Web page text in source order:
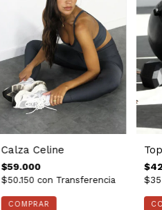
Calza Celine
$59.000
$50.150 con Transferencia
COMPRAR